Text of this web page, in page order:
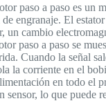
paso a paso es un
engranaje. El
un cambio
paso a paso se
Cuando la señal
la corriente en el
en todo el
sensor, lo que puede